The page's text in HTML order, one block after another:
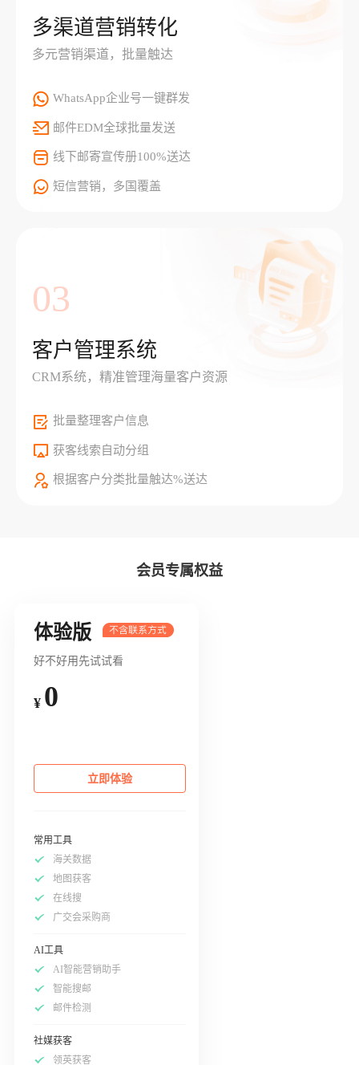
多渠道营销转化
多元营销渠道，批量触达
WhatsApp企业号一键群发
邮件EDM全球批量发送
线下邮寄宣传册100%送达
短信营销，多国覆盖
03
客户管理系统
CRM系统，精准管理海量客户资源
批量整理客户信息
获客线索自动分组
根据客户分类批量触达%送达
会员专属权益
体验版
好不好用先试试看
¥ 0
立即体验
常用工具
海关数据
地图获客
在线搜
广交会采购商
AI工具
AI智能营销助手
智能搜邮
邮件检测
社媒获客
领英获客